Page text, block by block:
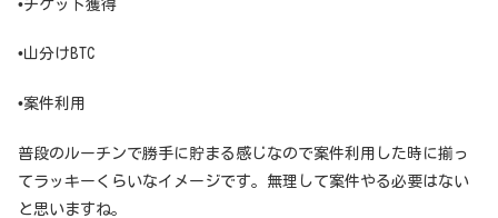
•チケット獲得
•山分けBTC
•案件利用
普段のルーチンで勝手に貯まる感じなので案件利用した時に揃っ
てラッキーくらいなイメージです。無理して案件やる必要はない
と思いますね。